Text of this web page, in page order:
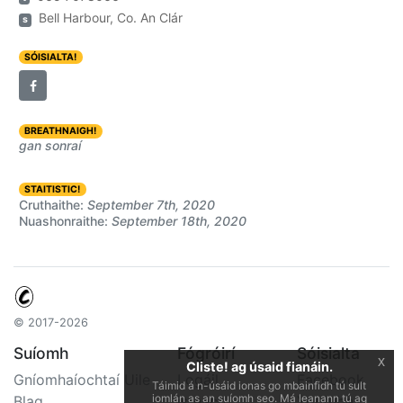
s Bell Harbour, Co. An Clár
SÓISIALTA!
BREATHNAIGH!
gan sonraí
STAITISTIC!
Cruthaithe: September 7th, 2020
Nuashonraithe: September 18th, 2020
© 2017-2026
Suíomh
Gníomhaíochtaí Uile
Fógróirí
Logáil
Sóisialta
Facebook
Cliste! ag úsaid fianáin.
Táimid á n-úsáid ionas go mbainfidh tú sult
iomlán as an suíomh seo. Má leanann tú ag
x